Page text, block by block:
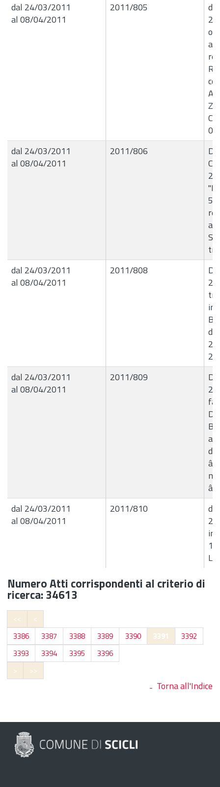
dal 24/03/2011
al 08/04/2011
2011/805
dal 24/03/2011
al 08/04/2011
2011/806
dal 24/03/2011
al 08/04/2011
2011/808
in
dal 24/03/2011
al 08/04/2011
2011/809
dal 24/03/2011
al 08/04/2011
2011/810
Numero Atti corrispondenti al criterio di
ricerca: 34613
<<
<
3386
3387 3388 3389 3390 3391
3392
3393
3394 3395
3396
>
>>
Torna all'Indice